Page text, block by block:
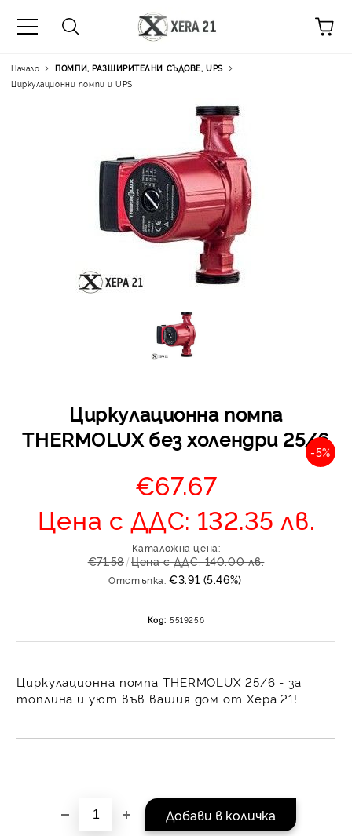
Начало
ПОМПИ, РАЗШИРИТЕЛНИ СЪДОВЕ, UPS
Циркулационни помпи и UPS
Циркулационна помпа
THERMOLUX без холендри 25/6
-5%
€67.67
Цена с ДДС: 132.35 лв.
Каталожна цена:
€71.58 Цена с ДДС: 140.00 лв.
Отстъпка: €3.91 (5.46%)
Код: 5519256
Циркулационна помпа THERMOLUX 25/6 - за
топлина и уют във вашия дом от Хера 21!
Цена на продукта:
Отложено до 30 дни
изпращане на
оскъпяване. За
до 400 лв. / €204,52
Плащане на 4 вноски.
момента с карта.
се разделя на 3 равни
стойност до 1000
Плащане на 6